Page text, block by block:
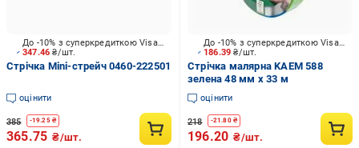
347.46₴/шт.
До -10% з суперкредиткою Visa Вигода
Стрічка Mini-стрейч 0460-222501
оцінити
385 -19.25₴
365.75 ₴/шт.
186.39₴/шт.
До -10% з суперкредиткою Visa Вигода
Стрічка малярна KAEM 588
зелена 48 мм x 33 м
оцінити
218 -21.80₴
196.20 ₴/шт.